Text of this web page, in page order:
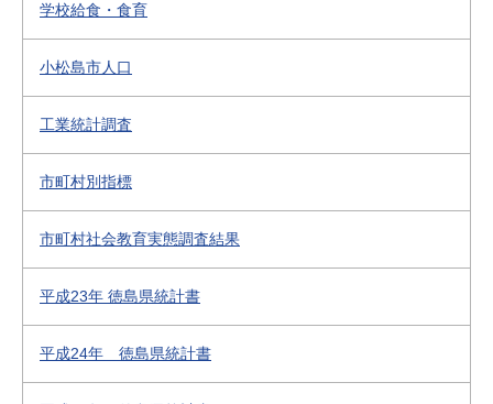
学校給食・食育
小松島市人口
工業統計調査
市町村別指標
市町村社会教育実態調査結果
平成23年 徳島県統計書
平成24年 徳島県統計書